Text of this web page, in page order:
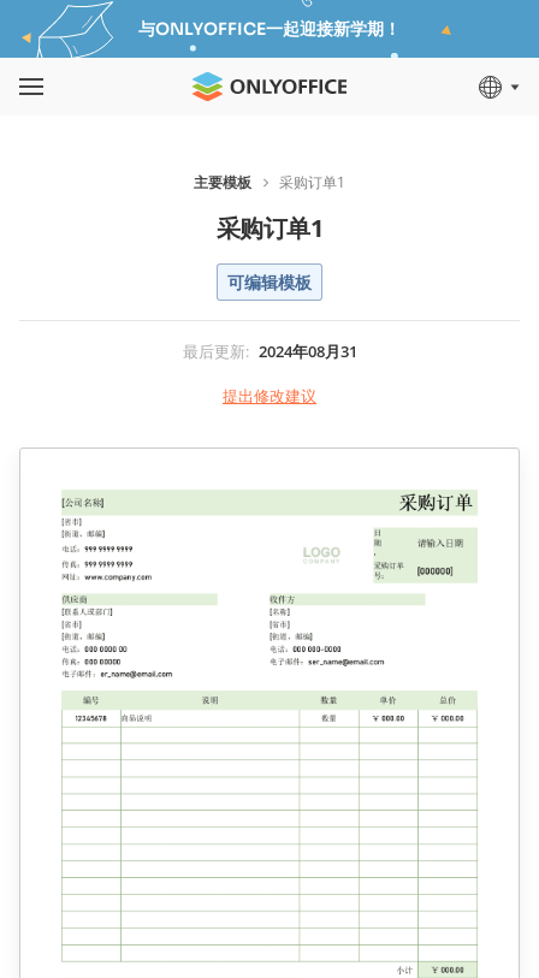
与ONLYOFFICE一起迎接新学期！
主要模板 采购订单1
采购订单1
可编辑模板
最后更新: 2024年08月31
提出修改建议